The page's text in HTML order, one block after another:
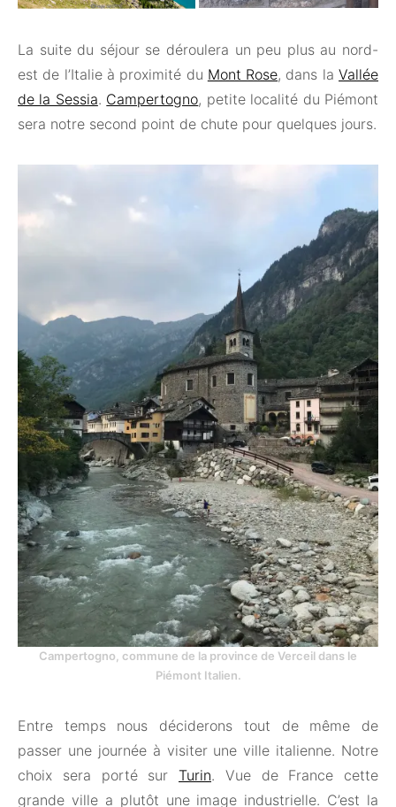
La suite du séjour se déroulera un peu plus au nord-
est de l’Italie à proximité du Mont Rose, dans laVallée
de la Sessia. Campertogno, petite localité du Piémont
sera notre second point de chute pour quelques jours.
Campertogno, commune de la province de Verceil dans le
Piémont Italien.
Entre temps nous déciderons tout de même de
passer une journée à visiter une ville italienne. Notre
choix sera porté sur Turin. Vue de France cette
grande ville a plutôt une image industrielle. C’est la